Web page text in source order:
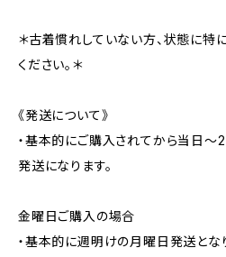
＊古着慣れしていない方、状態に特
ください。＊
《発送について》
・基本的にご購入されてから当日〜
発送になります。
金曜日ご購入の場合
・基本的に週明けの月曜日発送とな